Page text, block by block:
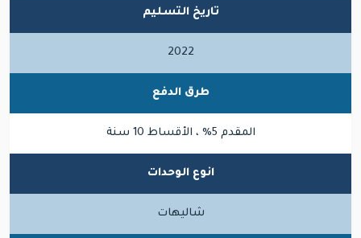
تاريخ التسليم
2022
طرق الدفع
المقدم 5% ، الأقساط 10 سنة
انوع الوحدات
شاليهات